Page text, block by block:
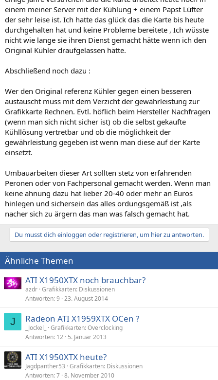
einem meiner Server mit der Kühlung + einem Papst Lüfter
der sehr leise ist. Ich hatte das glück das die Karte bis heute
durchgehalten hat und keine Probleme bereitete , Ich wüsste
nicht wie lange sie ihren Dienst gemacht hätte wenn ich den
Original Kühler draufgelassen hätte.
Abschließend noch dazu :
Wer den Original referenz Kühler gegen einen besseren
austauscht muss mit dem Verzicht der gewährleistung zur
Grafikkarte Rechnen. Evtl. höflich beim Hersteller Nachfragen
(wenn man sich nicht sicher ist) ob die selbst gekaufte
Kühllösung vertretbar und ob die möglichkeit der
gewährleistung gegeben ist wenn man diese auf der Karte
einsetzt.
Umbauarbeiten dieser Art sollten stetz von erfahrenden
Peronen oder von Fachpersonal gemacht werden. Wenn man
keine ahnung dazu hat lieber 20-40 oder mehr an Euros
hinlegen und sichersein das alles ordungsgemäß ist ,als
nacher sich zu ärgern das man was falsch gemacht hat.
Du musst dich einloggen oder registrieren, um hier zu antworten.
Ähnliche Themen
ATI X1950XTX noch brauchbar?
azdr Grafikkarten: Diskussionen
Antworten 9 23. August 2014
J Radeon ATI X1959XTX OCen ?
_Jockel_
Grafikkarten: Overclocking
Antworten 12 5. Januar 2013
ATI X1950XTX heute?
Jagdpanther53 Grafikkarten: Diskussionen
Antworten 7 8. November 2010